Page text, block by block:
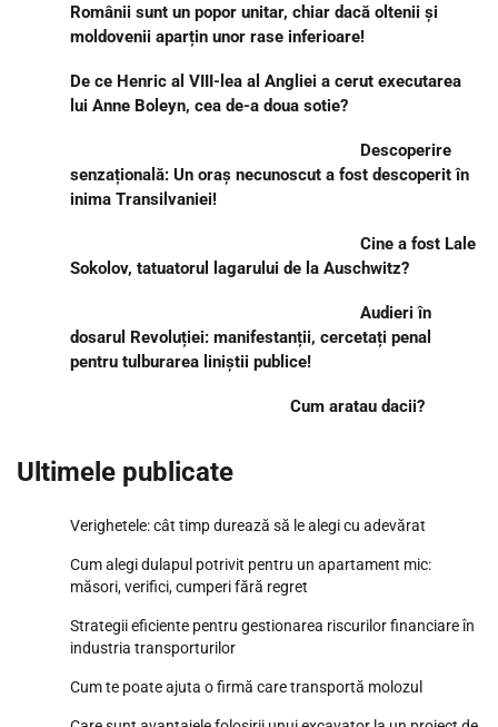
Românii sunt un popor unitar, chiar dacă oltenii și
moldovenii aparțin unor rase inferioare!
De ce Henric al VIII-lea al Angliei a cerut executarea
lui Anne Boleyn, cea de-a doua sotie?
Descoperire
senzațională: Un oraș necunoscut a fost descoperit în
inima Transilvaniei!
Cine a fost Lale
Sokolov, tatuatorul lagarului de la Auschwitz?
Audieri în
dosarul Revoluției: manifestanții, cercetați penal
pentru tulburarea liniștii publice!
Cum aratau dacii?
Ultimele publicate
Verighetele: cât timp durează să le alegi cu adevărat
Cum alegi dulapul potrivit pentru un apartament mic:
măsori, verifici, cumperi fără regret
Strategii eficiente pentru gestionarea riscurilor financiare în
industria transporturilor
Cum te poate ajuta o firmă care transportă molozul